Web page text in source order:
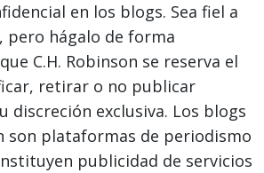
en los blogs. Sea fiel a
pero hágalo de forma
C.H. Robinson se reserva el
retirar o no publicar
discreción exclusiva. Los blogs
son plataformas de periodismo
publicidad de servicios